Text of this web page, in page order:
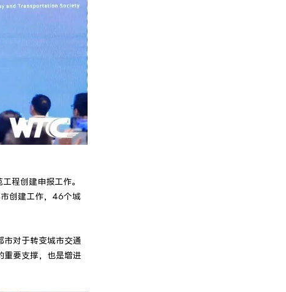
程创建申报工作。
创建工作，46个城
市对于转变城市交通
重要支撑，也是增进